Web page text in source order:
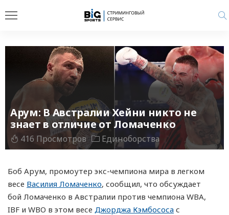
Арум: В Австралии Хейни никто не
знает в отличие от Ломаченко
416 Просмотров Единоборства
Боб Арум, промоутер экс-чемпиона мира в легком
весе Василия Ломаченко, сообщил, что обсуждает
бой Ломаченко в Австралии против чемпиона WBA,
IBF и WBO в этом весе Джорджа Кэмбососа с